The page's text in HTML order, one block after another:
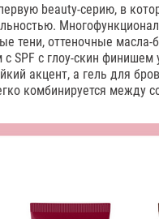
beauty-серию, в
тени, оттеночные
с SPF с глоу-скин
акцент, а гель для
комбинируется между